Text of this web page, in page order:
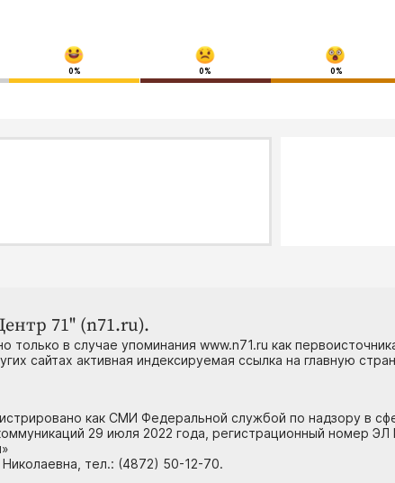
0% 0% 0%
71" (n71.ru).
только в случае упоминания www.n71.ru как
сайтах активная индексируемая ссылка на главную
как СМИ Федеральной службой по надзору в
29 июля 2022 года, регистрационный номер
тел.: (4872) 50-12-70.